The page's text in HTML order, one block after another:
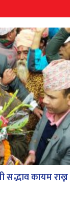
सद्भाव कायम राख्न